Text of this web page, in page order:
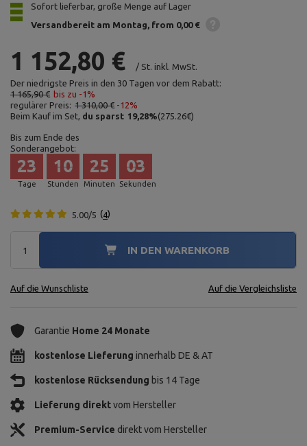
Sofort lieferbar, große Menge auf Lager
Versandbereit am Montag from 0,00 €
1 152,80 € / St. inkl. MwSt.
Der niedrigste Preis in den 30 Tagen vor dem Rabatt:
1 165,90 € bis zu -1%
regulärer Preis: 1 310,00 € -12%
Beim Kauf im Set, du sparst 19,28%(275.26€)
Bis zum Ende des
Sonderangebot:
Tage
23
Stunden
10
Minuten
25
Sekunden
02
5.00/5 4
IN DEN WARENKORB
Auf die Wunschliste Auf die Vergleichsliste
Garantie Home 24 Monate
kostenlose Lieferung innerhalb DE & AT
kostenlose Rücksendung bis 14 Tage
Lieferung direktvom Hersteller
Premium-Service direkt vom Hersteller